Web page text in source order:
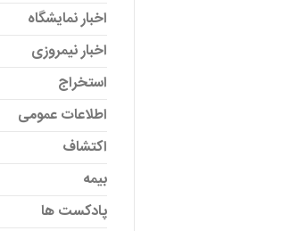
اخبار نمایشگاه
اخبار نیمروزی
استخراج
اطلاعات عمومی
اکتشاف
بیمه
پادکست ها